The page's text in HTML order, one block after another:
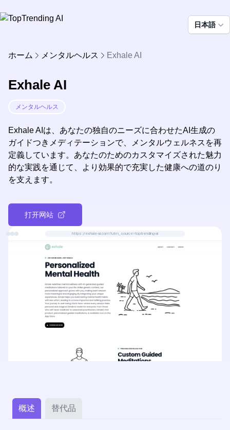
日本語
ホーム メンタルヘルス Exhale AI
Exhale AI
メンタルヘルス
Exhale AIは、あなたの独自のニーズに合わせたAI生成の
ガイドつきメディテーションで、メンタルウェルネスを再
定義しています。あなたのためのカスタマイズされた魅力
的な実践を通じて、より効果的で充実した健康への道のり
を支えます。
打开网站
https://exhale-ai.com?utm_source=toptrending-ai
概述 替代品